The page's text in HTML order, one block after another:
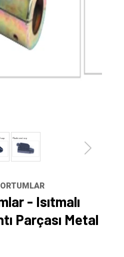
Next
- Isıtmalı
Parçası Metal